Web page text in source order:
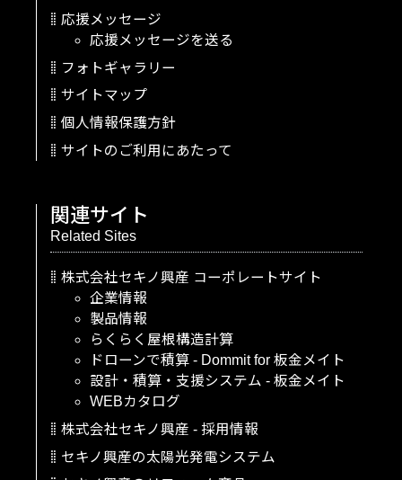
応援メッセージ
応援メッセージを送る
フォトギャラリー
サイトマップ
個人情報保護方針
サイトのご利用にあたって
関連サイト
Related Sites
株式会社セキノ興産 コーポレートサイト
企業情報
製品情報
らくらく屋根構造計算
ドローンで積算 - Dommit for 板金メイト
設計・積算・支援システム - 板金メイト
WEBカタログ
株式会社セキノ興産 - 採用情報
セキノ興産の太陽光発電システム